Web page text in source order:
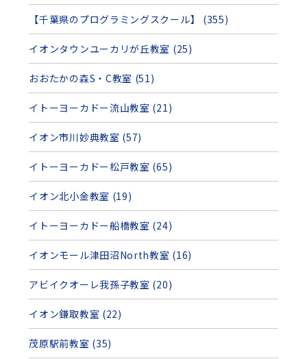
【千葉県のプログラミングスクール】 (355)
イオンタウンユーカリが丘教室 (25)
おおたかの森S・C教室 (51)
イトーヨーカドー流山教室 (21)
イオン市川妙典教室 (57)
イトーヨーカドー松戸教室 (65)
イオン北小金教室 (19)
イトーヨーカドー船橋教室 (24)
イオンモール津田沼North教室 (16)
アビイクオーレ我孫子教室 (20)
イオン鎌取教室 (22)
茂原駅前教室 (35)